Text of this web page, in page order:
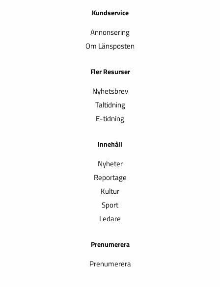
Kundservice
Annonsering
Om Länsposten
Fler Resurser
Nyhetsbrev
Taltidning
E-tidning
Innehåll
Nyheter
Reportage
Kultur
Sport
Ledare
Prenumerera
Prenumerera